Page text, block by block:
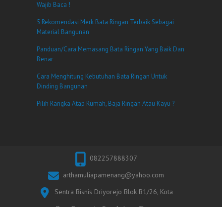
Wajib Baca !
5 Rekomendasi Merk Bata Ringan Terbaik Sebagai
Material Bangunan
Panduan/Cara Memasang Bata Ringan Yang Baik Dan
Benar
Cara Menghitung Kebutuhan Bata Ringan Untuk
Dinding Bangunan
Pilih Rangka Atap Rumah, Baja Ringan Atau Kayu ?
082257888307
arthamuliapamenang@yahoo.com
Sentra Bisnis Driyorejo Blok B1/26, Kota